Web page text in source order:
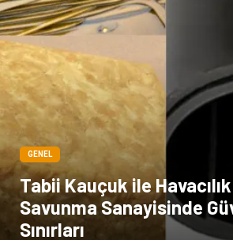
GENEL
Tabii Kauçuk ile
Savunma Sanayisinde
Sınırları